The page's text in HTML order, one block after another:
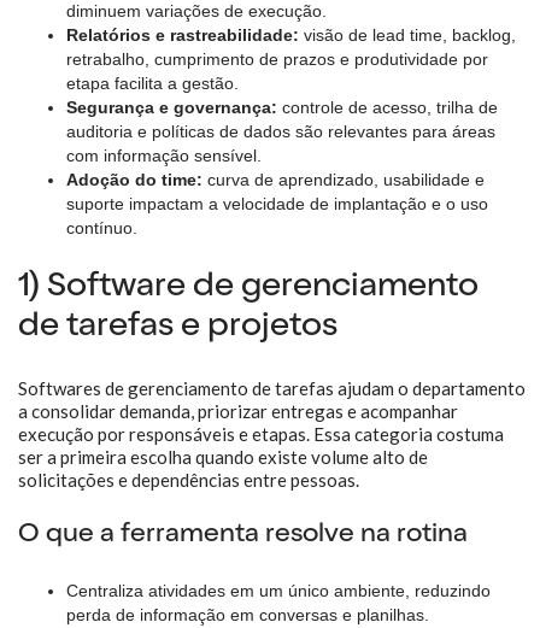
diminuem variações de execução.
Relatórios e rastreabilidade: visão de lead time, backlog,
retrabalho, cumprimento de prazos e produtividade por
etapa facilita a gestão.
Segurança e governança: controle de acesso, trilha de
auditoria e políticas de dados são relevantes para áreas
com informação sensível.
Adoção do time: curva de aprendizado, usabilidade e
suporte impactam a velocidade de implantação e o uso
contínuo.
1) Software de gerenciamento
de tarefas e projetos
Softwares de gerenciamento de tarefas ajudam o departamento
a consolidar demanda, priorizar entregas e acompanhar
execução por responsáveis e etapas. Essa categoria costuma
ser a primeira escolha quando existe volume alto de
solicitações e dependências entre pessoas.
O que a ferramenta resolve na rotina
Centraliza atividades em um único ambiente, reduzindo
perda de informação em conversas e planilhas.